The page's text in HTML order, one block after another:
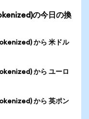
の今日の換
から 米ドル
から ユーロ
から 英ポン